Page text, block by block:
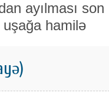
ayılması
uşağa hamilə